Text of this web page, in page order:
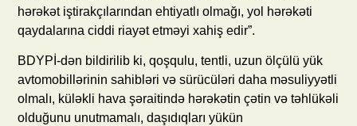
hərəkət iştirakçılarından ehtiyatlı olmağı, yol hərəkəti
qaydalarına ciddi riayət etməyi xahiş edir”.
BDYPİ-dən bildirilib ki, qoşqulu, tentli, uzun ölçülü yük
avtomobillərinin sahibləri və sürücüləri daha məsuliyyətli
olmalı, küləkli hava şəraitində hərəkətin çətin və təhlükəli
olduğunu unutmamalı, daşıdıqları yükün